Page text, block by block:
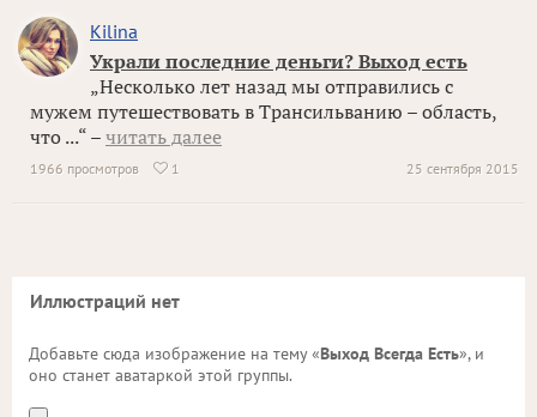
Kilina
Украли последние деньги? Выход есть
„Несколько лет назад мы отправились с
мужем путешествовать в Трансильванию – область,
что ...“ – читать далее
25 сентября 2015
1966 просмотров  1
Иллюстраций нет
Добавьте сюда изображение на тему «Выход Всегда Есть», и
оно станет аватаркой этой группы.